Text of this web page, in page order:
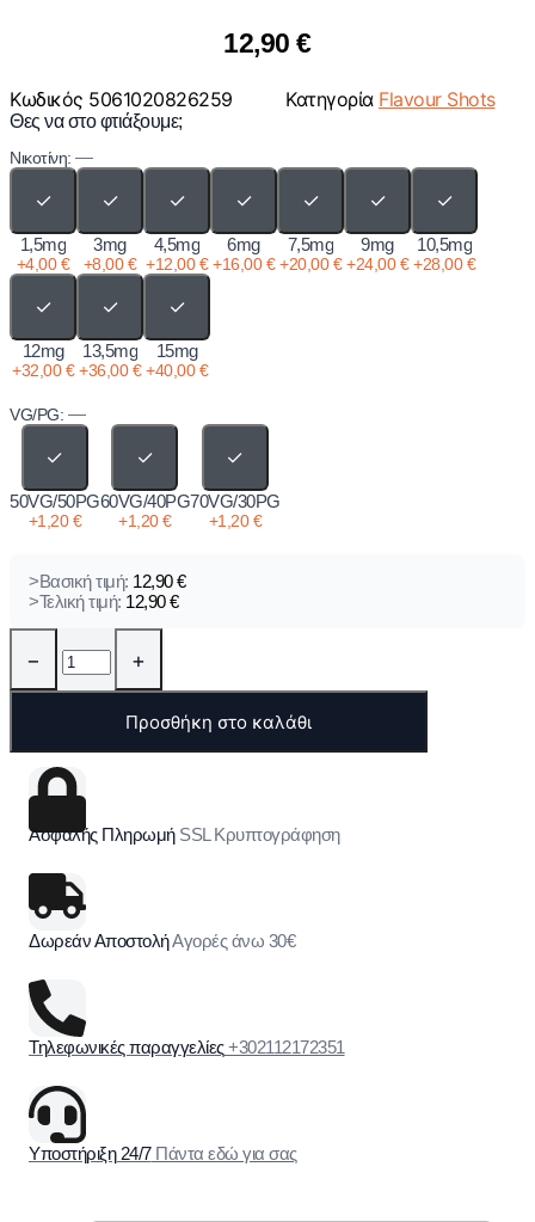
12,90€
Κωδικός 5061020826259 Κατηγορία Flavour Shots
Θες να στο φτιάξουμε;
Νικοτίνη: —
✓
1,5mg
+4,00€
✓
3mg
+8,00€
✓
4,5mg
+12,00€
✓
6mg
+16,00€
✓
7,5mg
+20,00€
✓
9mg
+24,00€
✓
10,5mg
+28,00€
✓
12mg
+32,00€
✓
13,5mg
+36,00€
✓
15mg
+40,00€
VG/PG: —
✓
50VG/50PG
+1,20€
✓
60VG/40PG
+1,20€
✓
70VG/30PG
+1,20€
>Βασική τιμή: 12,90€
>Τελική τιμή: 12,90€
− +
Προσθήκη στο καλάθι
Ασφαλής Πληρωμή SSL Κρυπτογράφηση
Δωρεάν ΑποστολήΑγορές άνω 30€
Τηλεφωνικές παραγγελίες +302112172351
Υποστήριξη 24/7 Πάντα εδώ για σας